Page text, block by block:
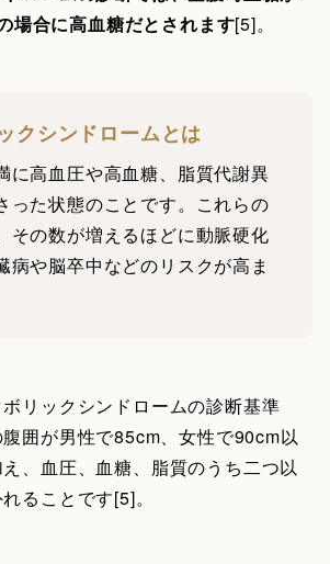
場合に高血糖だとされます[5]。
クシンドロームとは
に高血圧や高血糖、脂質代謝異
った状態のことです。これらの
その数が増えるほどに動脈硬化
病や脳卒中などのリスクが高ま
リックシンドロームの診断基準
囲が男性で85cm、女性で90cm以
、血圧、血糖、脂質のうち二つ以
ることです[5]。